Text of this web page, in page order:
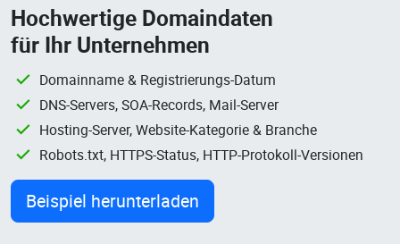
Hochwertige Domaindaten
für Ihr Unternehmen
Domainname & Registrierungs-Datum
DNS-Servers, SOA-Records, Mail-Server
Hosting-Server, Website-Kategorie & Branche
Robots.txt, HTTPS-Status, HTTP-Protokoll-Versionen
Beispiel herunterladen